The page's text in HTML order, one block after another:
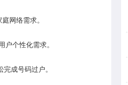
网络需求。
个性化需求。
成号码过户。